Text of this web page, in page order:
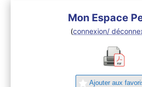
Mon Espace
(connexion/
Ajouter aux